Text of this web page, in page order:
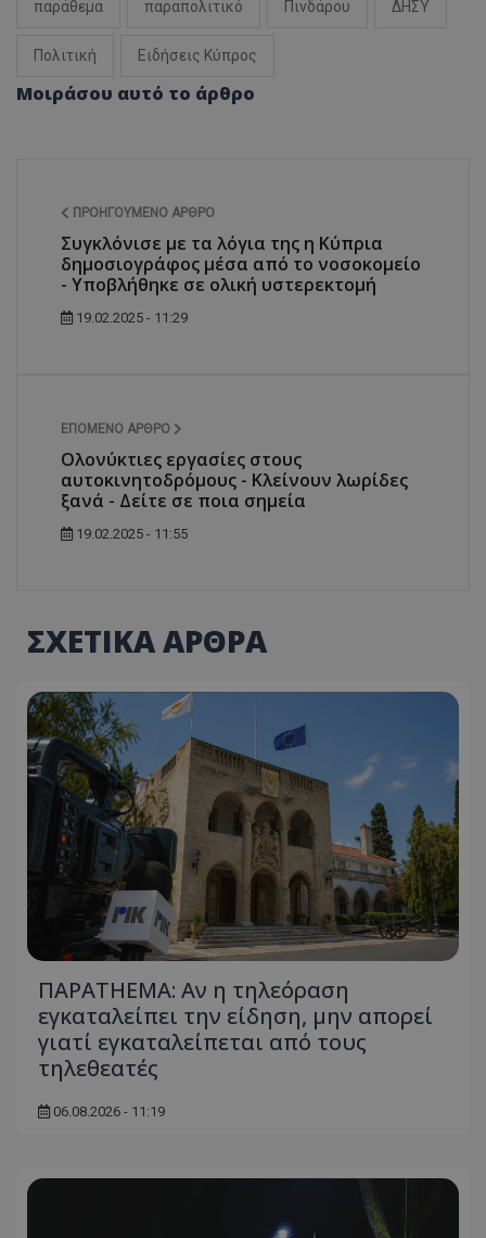
παράθεμα παραπολιτικό Πινδάρου ΔΗΣΥ
Πολιτική Ειδήσεις Κύπρος
Μοιράσου αυτό το άρθρο
ΠΡΟΗΓΟΎΜΕΝΟ ΆΡΘΡΟ
Συγκλόνισε με τα λόγια της η Κύπρια
δημοσιογράφος μέσα από το νοσοκομείο
- Υποβλήθηκε σε ολική υστερεκτομή
19.02.2025 - 11:29
ΕΠΌΜΕΝΟ ΆΡΘΡΟ
Ολονύκτιες εργασίες στους
αυτοκινητοδρόμους - Κλείνουν λωρίδες
ξανά - Δείτε σε ποια σημεία
19.02.2025 - 11:55
ΣΧΕΤΙΚΑ ΑΡΘΡΑ
ΠΑΡΑTHEMA: Αν η τηλεόραση
εγκαταλείπει την είδηση, μην απορεί
γιατί εγκαταλείπεται από τους
τηλεθεατές
06.08.2026 - 11:19